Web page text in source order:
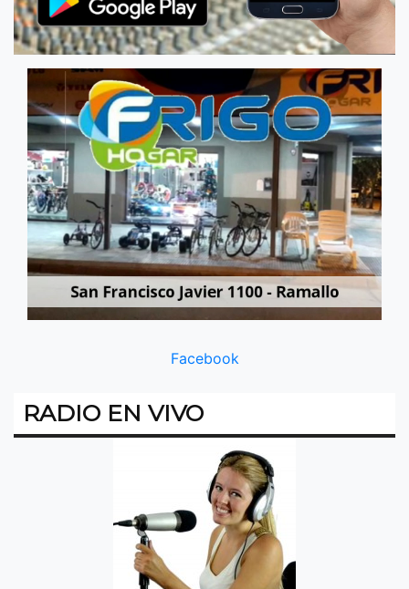
Facebook
RADIO EN VIVO